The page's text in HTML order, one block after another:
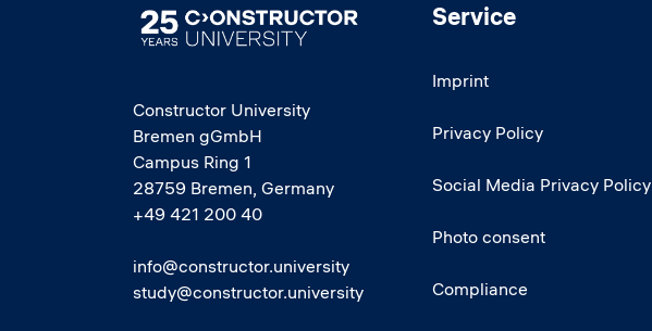
Image
Constructor University
Bremen gGmbH
Campus Ring 1
28759 Bremen, Germany
+49 421 200 40
info@constructor.university
study@constructor.university
Service
Imprint
Privacy Policy
Social Media Privacy Policy
Photo consent
Compliance